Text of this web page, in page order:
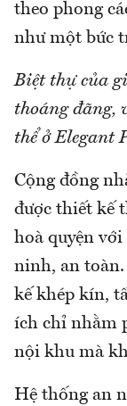
theo phong
như một bức
Biệt thự của
thoáng đãng,
thể ở Elegant
Cộng đồng
được thiết kế
hoà quyện
ninh, an
kế khép kín,
ích chỉ nhằm
nội khu mà
Hệ thống an